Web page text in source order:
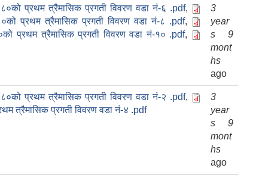
प्रथम त्रैमासिक प्रगती विवरण वडा नं-६ .pdf,
प्रथम त्रैमासिक प्रगती विवरण वडा नं-८ .pdf,
प्रथम त्रैमासिक प्रगती विवरण वडा नं-१० .pdf,
3
year
s 9
mont
hs
ago
प्रथम त्रैमासिक प्रगती विवरण वडा नं-२ .pdf,
त्रैमासिक प्रगती विवरण वडा नं-४ .pdf
3
year
s 9
mont
hs
ago